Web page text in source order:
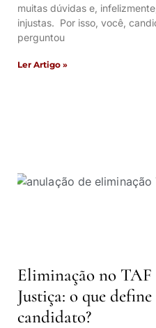
muitas dúvidas e,
injustas. Por isso, você,
perguntou
Ler Artigo »
Eliminação no TAF
Justiça: o que
candidato?